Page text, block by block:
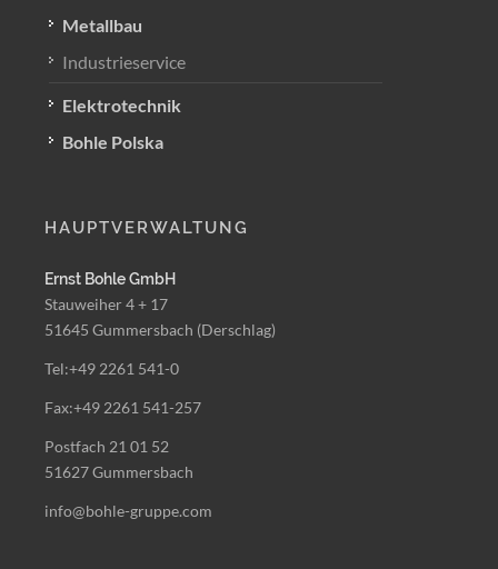
Metallbau
Industrieservice
Elektrotechnik
Bohle Polska
HAUPTVERWALTUNG
Ernst Bohle GmbH
Stauweiher 4 + 17
51645 Gummersbach (Derschlag)
Tel:+49 2261 541-0
Fax:+49 2261 541-257
Postfach 21 01 52
51627 Gummersbach
info@bohle-gruppe.com